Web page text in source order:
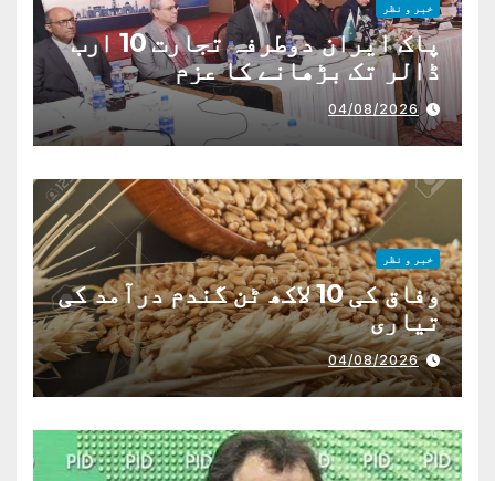
خبر و نظر
پاک ایران دوطرفہ تجارت 10 ارب
ڈالر تک بڑھانے کا عزم
04/08/2026
خبر و نظر
وفاق کی 10 لاکھ ٹن گندم درآمد کی
تیاری
04/08/2026